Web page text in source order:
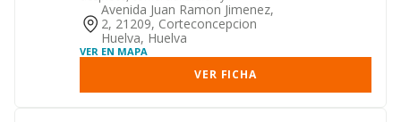
distribución de ganado. 2. ...
Avenida Juan Ramon Jimenez,
2, 21209, Corteconcepcion
Huelva, Huelva
VER EN MAPA
VER FICHA